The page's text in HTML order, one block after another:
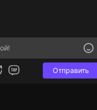
Отправить